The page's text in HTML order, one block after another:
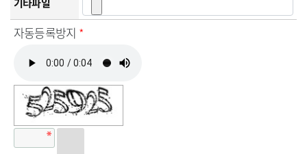
자동등록방지 *